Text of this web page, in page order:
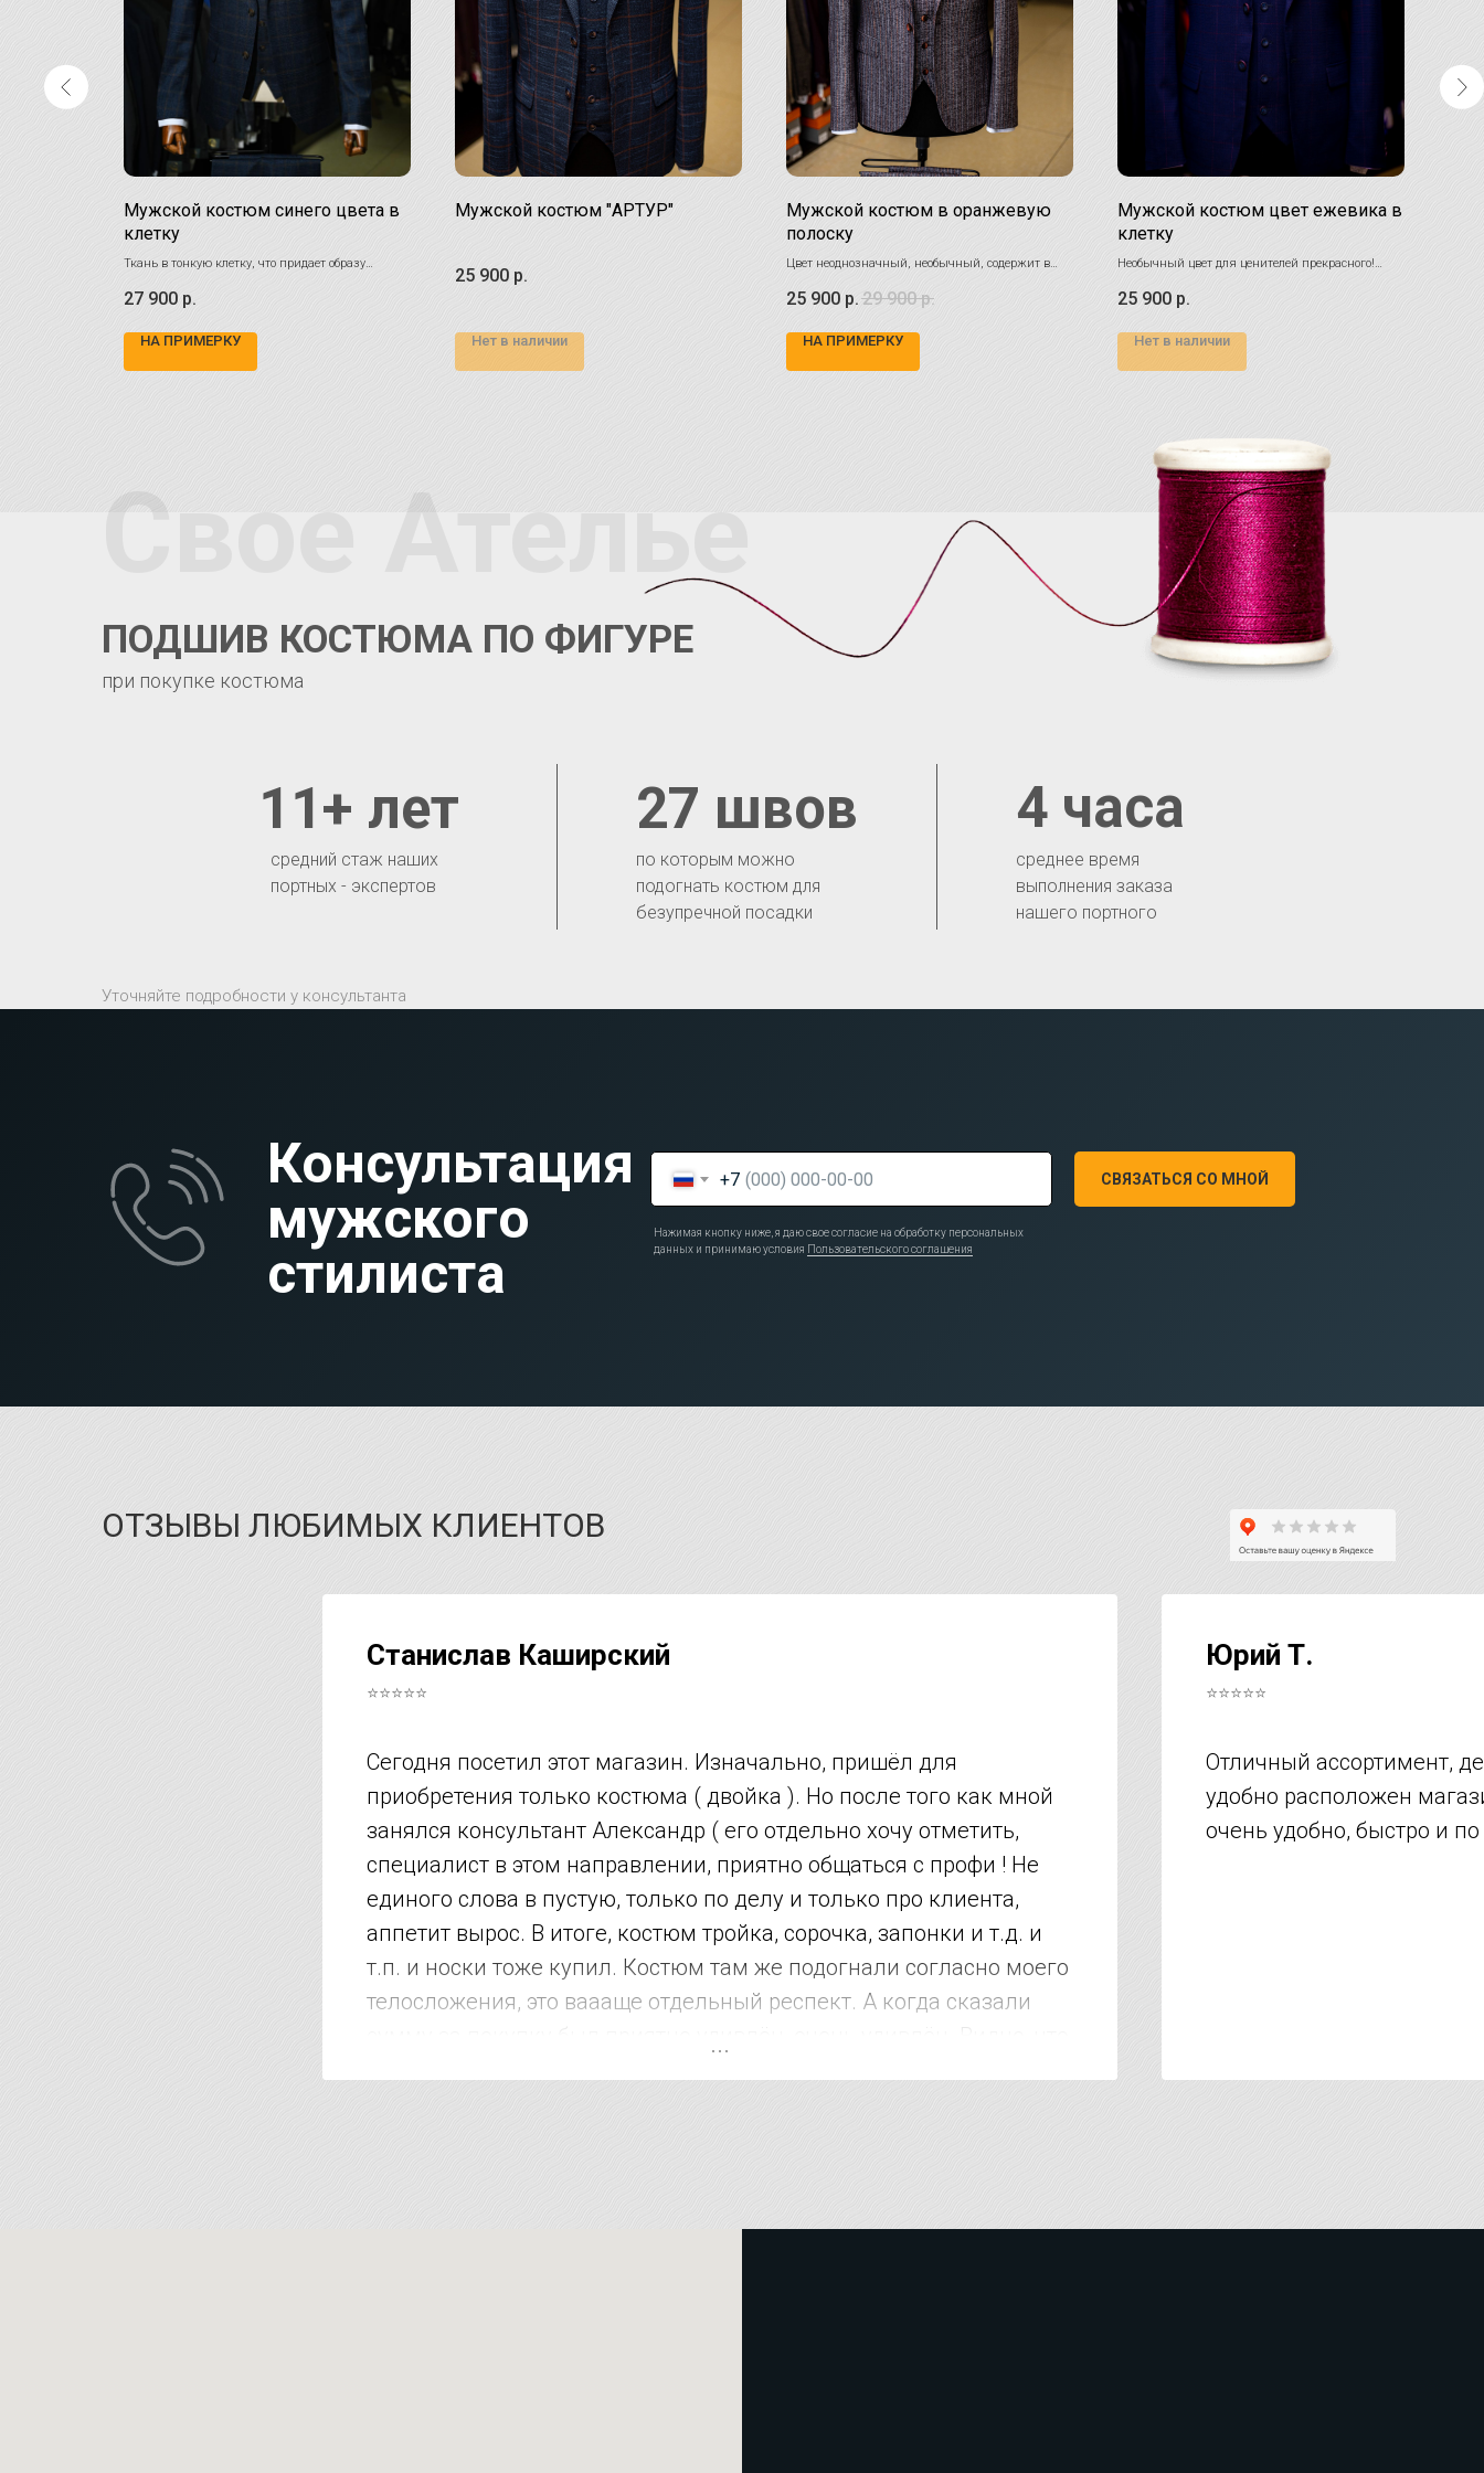
Мужской костюм синего цвета в
клетку
Ткань в тонкую клетку, что придает образу
изысканность
27 900 р.
НА ПРИМЕРКУ
Мужской костюм "АРТУР"
25 900 р.
Нет в наличии
Мужской костюм в оранжевую
полоску
Цвет неоднозначный, необычный, содержит в
смотрится композиционно, сдержано.
25 900 р. 29 900 р.
НА ПРИМЕРКУ
Мужской костюм цвет ежевика в
клетку
Необычный цвет для ценителей прекрасного!
среди остальных.
25 900 р.
Нет в наличии
по которым можно
подогнать костюм для
безупречной посадки
27 швов
при покупке костюма
ПОДШИВ КОСТЮМА ПО ФИГУРЕ
Свое Ателье
средний стаж наших
портных - экспертов
11+ лет
Уточняйте подробности у консультанта
среднее время
выполнения заказа
нашего портного
4 часа
Консультация
мужского
стилиста
+7 СВЯЗАТЬСЯ СО МНОЙ
Нажимая кнопку ниже, я даю свое согласие на обработку персональных
данных и принимаю условия Пользовательского соглашения
ОТЗЫВЫ ЛЮБИМЫХ КЛИЕНТОВ
Станислав Каширский
⭐⭐⭐⭐⭐
Сегодня посетил этот магазин. Изначально, пришёл для
приобретения только костюма ( двойка ). Но после того как мной
занялся консультант Александр ( его отдельно хочу отметить,
специалист в этом направлении, приятно общаться с профи ! Не
единого слова в пустую, только по делу и только про клиента,
аппетит вырос. В итоге, костюм тройка, сорочка, запонки и т.д. и
т.п. и носки тоже купил. Костюм там же подогнали согласно моего
телосложения, это ваааще отдельный респект. А когда сказали
Юрий Т.
⭐⭐⭐⭐⭐
Отличный ассортимент,
удобно расположен
очень удобно, быстро и